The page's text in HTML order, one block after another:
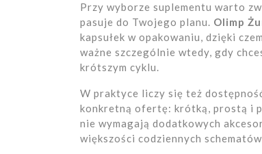
Przy wyborze suplementu warto
pasuje do Twojego planu. Olimp
kapsułek w opakowaniu, dzięki
ważne szczególnie wtedy, gdy
krótszym cyklu.
W praktyce liczy się też
konkretną ofertę: krótką, prostą i
nie wymagają dodatkowych
większości codziennych